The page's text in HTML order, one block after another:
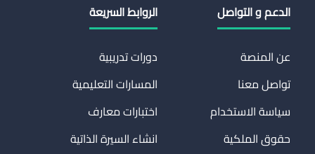
الدعم و التواصل
عن المنصة
تواصل معنا
سياسة الاستخدام
حقوق الملكية
الروابط السريعة
دورات تدريبية
المسارات التعليمية
اختبارات معارف
انشاء السيرة الذاتية